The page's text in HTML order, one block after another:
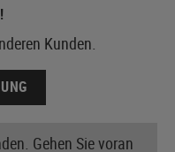
Kunden.
Gehen Sie voran